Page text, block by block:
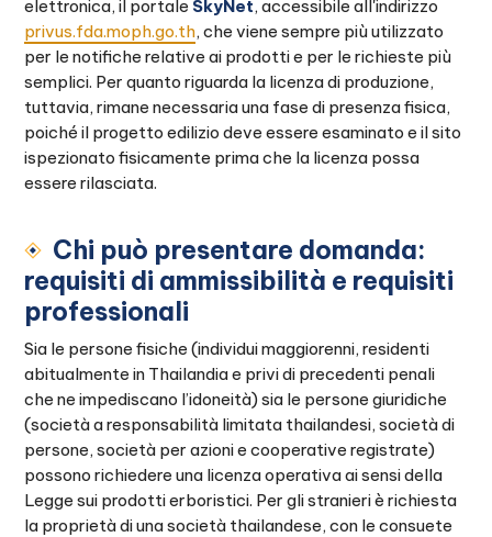
elettronica, il portale SkyNet, accessibile all'indirizzo
privus.fda.moph.go.th, che viene sempre più utilizzato
per le notifiche relative ai prodotti e per le richieste più
semplici. Per quanto riguarda la licenza di produzione,
tuttavia, rimane necessaria una fase di presenza fisica,
poiché il progetto edilizio deve essere esaminato e il sito
ispezionato fisicamente prima che la licenza possa
essere rilasciata.
Chi può presentare domanda:
requisiti di ammissibilità e requisiti
professionali
Sia le persone fisiche (individui maggiorenni, residenti
abitualmente in Thailandia e privi di precedenti penali
che ne impediscano l’idoneità) sia le persone giuridiche
(società a responsabilità limitata thailandesi, società di
persone, società per azioni e cooperative registrate)
possono richiedere una licenza operativa ai sensi della
Legge sui prodotti erboristici. Per gli stranieri è richiesta
la proprietà di una società thailandese, con le consuete